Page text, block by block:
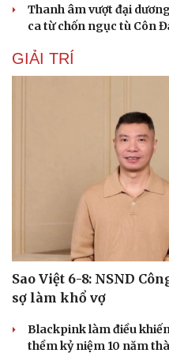
Thanh âm vượt đại
ca từ chốn ngục tù Côn
GIẢI TRÍ
Sao Việt 6-8: NSND
sợ làm khổ vợ
Blackpink làm điều
thềm kỷ niệm 10 năm